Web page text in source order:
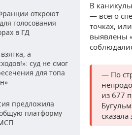
откроют
голосования
в ГД
а
суд не смог
для топа
предложила
платформу
В
— всего
точках,
выявлены
— По
из 677